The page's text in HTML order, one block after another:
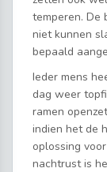
temperen. De
niet kunnen
bepaald
Ieder mens
dag weer
ramen
indien het de
oplossing
nachtrust is